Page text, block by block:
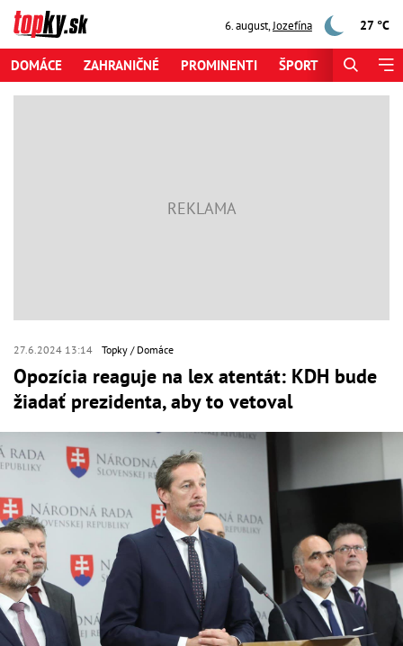
6. august,Jozefína 27 °C
DOMÁCE ZAHRANIČNÉ PROMINENTI ŠPORT
27.6.2024 13:14 Topky Domáce
Opozícia reaguje na lex atentát: KDH bude
žiadať prezidenta, aby to vetoval